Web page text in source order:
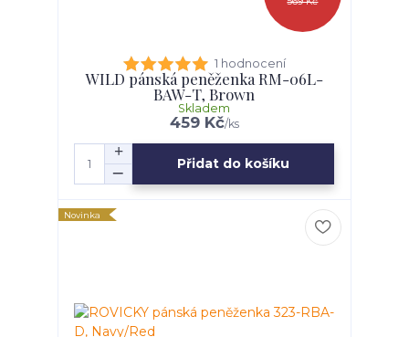
1 hodnocení
WILD pánská peněženka RM-06L-
BAW-T, Brown
459 Kč/ks
Skladem
Přidat do košíku
Novinka